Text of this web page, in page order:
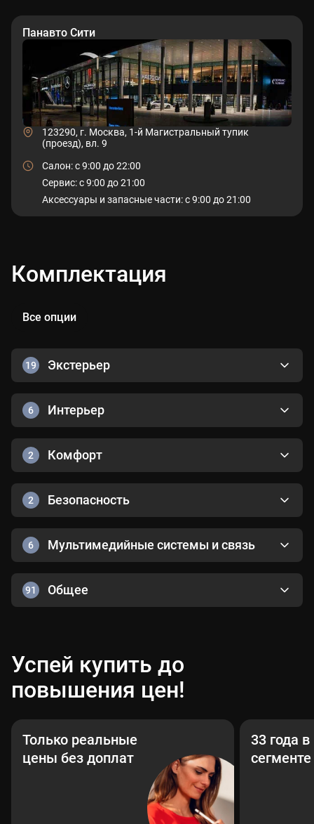
Панавто Сити
123290, г. Москва, 1-й Магистральный тупик
(проезд), вл. 9
Салон: c 9:00 до 22:00
Сервис: c 9:00 до 21:00
Аксессуары и запасные части: с 9:00 до 21:00
Комплектация
Все опции
19 Экстерьер
6 Интерьер
2 Комфорт
2 Безопасность
6 Мультимедийные системы и связь
91 Общее
Успей купить до
повышения цен!
Только реальные
цены без доплат
33 года
сегменте